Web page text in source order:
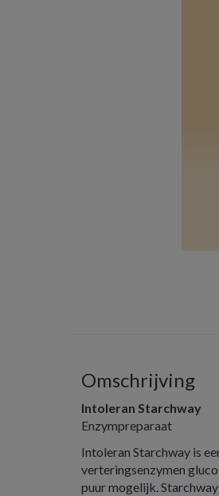
Omschrijving
Intoleran Starchway
Enzympreparaat
Intoleran Starchway is
verteringsenzymen
puur mogelijk.